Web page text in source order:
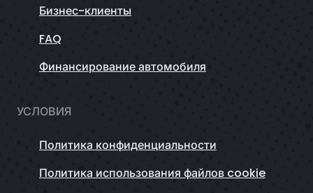
Бизнес-клиенты
FAQ
Финансирование автомобиля
УСЛОВИЯ
Политика конфиденциальности
Политика использования файлов cookie